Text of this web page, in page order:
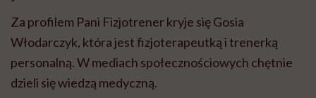
Za profilem Pani Fizjotrener kryje się Gosia
Włodarczyk, która jest fizjoterapeutką i trenerką
personalną. W mediach społecznościowych chętnie
dzieli się wiedzą medyczną.